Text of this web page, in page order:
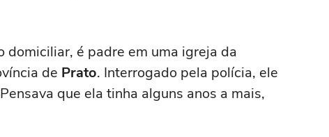
domiciliar, é padre em uma igreja da
de Prato. Interrogado pela polícia, ele
que ela tinha alguns anos a mais,